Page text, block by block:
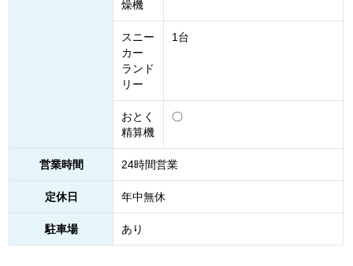
燥機
スニー
カー
ランド
リー
1台
おとく
精算機
〇
営業時間 24時間営業
定休日 年中無休
駐車場 あり